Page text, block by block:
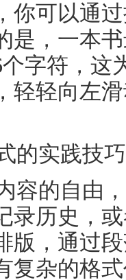
你可以通
是，一本
字符，这
轻轻向左
的实践技巧
容的自由
录历史，
版，通过
复杂的格